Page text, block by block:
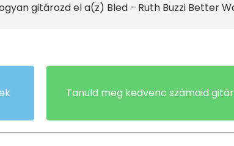
gitározd el a(z) Bled- Ruth Buzzi Better
Tanuld meg kedvenc számaid